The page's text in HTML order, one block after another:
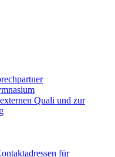
Quali und zur
für